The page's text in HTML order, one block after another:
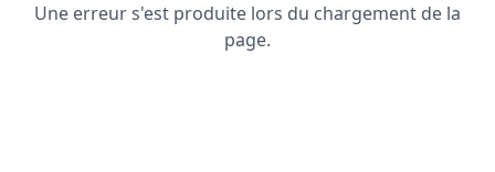
Une erreur s'est produite lors du chargement de la
page.